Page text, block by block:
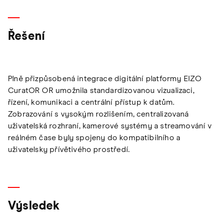
Řešení
Plně přizpůsobená integrace digitální platformy EIZO
CuratOR OR umožnila standardizovanou vizualizaci,
řízení, komunikaci a centrální přístup k datům.
Zobrazování s vysokým rozlišením, centralizovaná
uživatelská rozhraní, kamerové systémy a streamování v
reálném čase byly spojeny do kompatibilního a
uživatelsky přívětivého prostředí.
Výsledek